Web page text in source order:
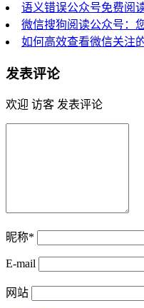
语义错误公众号免费
微信搜狗阅读公众号：
如何高效查看微信关注
发表评论
欢迎 访客 发表评论
昵称*
E-mail
网站